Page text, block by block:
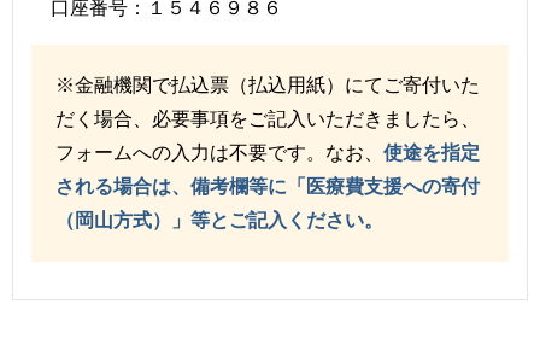
口座番号：１５４６９８６
※金融機関で払込票（払込用紙）にてご寄付いた
だく場合、必要事項をご記入いただきましたら、
フォームへの入力は不要です。なお、 使途を指定
される場合は、備考欄等に「医療費支援への寄付
（岡山方式）」等とご記入ください。